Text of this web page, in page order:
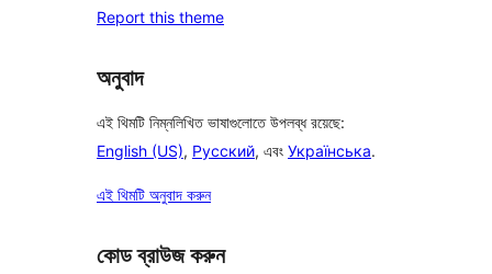
Report this theme
অনুবাদ
এই থিমটি নিম্নলিখিত ভাষাগুলোতে উপলব্ধ রয়েছে:
English (US), Русский, এবং Українська.
এই থিমটি অনুবাদ করুন
কোড ব্রাউজ করুন